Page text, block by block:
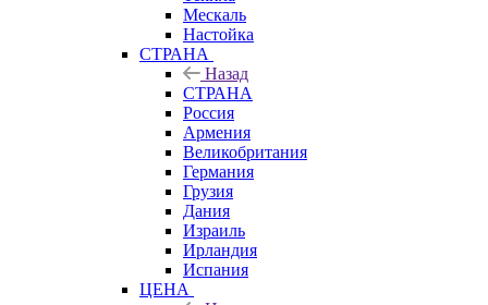
Мескаль
Настойка
СТРАНА
Назад
СТРАНА
Россия
Армения
Великобритания
Германия
Грузия
Дания
Израиль
Ирландия
Испания
ЦЕНА